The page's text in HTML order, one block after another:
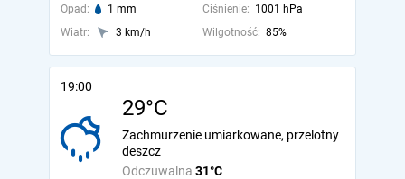
Opad: 1 mm Ciśnienie: 1001 hPa
Wiatr:
3 km/h Wilgotność: 85%
19:00
29°C
Odczuwalna 31°C
Zachmurzenie umiarkowane, przelotny
deszcz